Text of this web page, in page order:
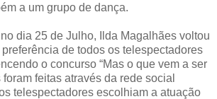
a um grupo de dança.
dia 25 de Julho, Ilda Magalhães voltou
de todos os telespectadores
o concurso “Mas o que vem a ser
foram feitas através da rede social
telespectadores escolhiam a atuação